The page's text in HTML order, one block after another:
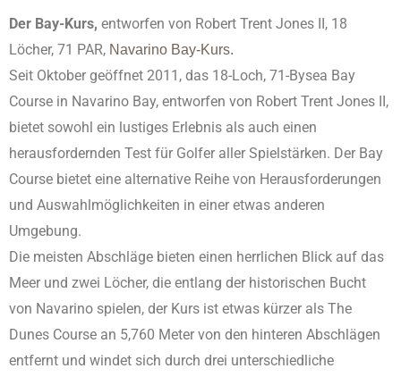
Der Bay-Kurs, entworfen von Robert Trent Jones II , 18
Löcher, 71 PAR, Navarino Bay-Kurs.
Seit Oktober geöffnet 2011, das 18-Loch, 71-Bysea Bay
Course in Navarino Bay, entworfen von Robert Trent Jones II,
bietet sowohl ein lustiges Erlebnis als auch einen
herausfordernden Test für Golfer aller Spielstärken. Der Bay
Course bietet eine alternative Reihe von Herausforderungen
und Auswahlmöglichkeiten in einer etwas anderen
Umgebung.
Die meisten Abschläge bieten einen herrlichen Blick auf das
Meer und zwei Löcher, die entlang der historischen Bucht
von Navarino spielen, der Kurs ist etwas kürzer als The
Dunes Course an 5,760 Meter von den hinteren Abschlägen
entfernt und windet sich durch drei unterschiedliche